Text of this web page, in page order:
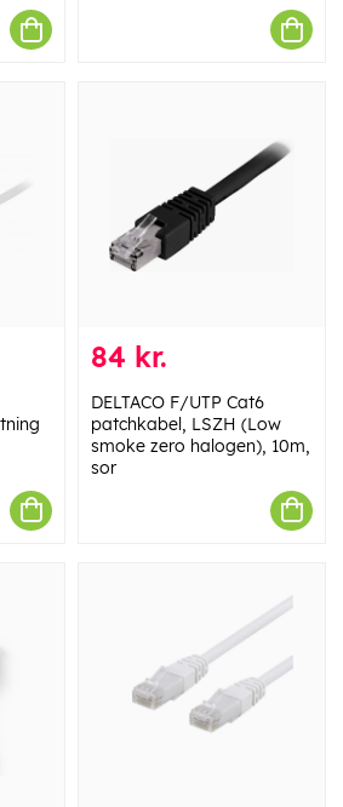
84 kr.
DELTACO F/UTP Cat6
patchkabel, LSZH (Low
smoke zero halogen), 10m,
sor